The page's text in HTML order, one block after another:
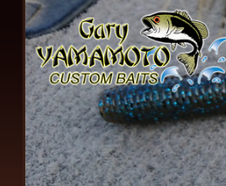
ゲ
ー
リ
ー
イ
ン
タ
ー
ナ
シ